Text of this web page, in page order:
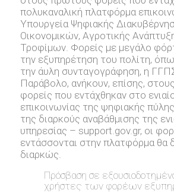
πολυκαναλική πλατφόρμα
Υπουργεία Ψηφιακής
Οικονομικών, Αγροτικής
Τροφίμων. Φορείς με μεγάλο
την εξυπηρέτηση του πολίτη,
την άυλη συνταγογράφηση, η
Παράβολο, ανήκουν, επίσης,
φορείς που εντάχθηκαν στο
επικοινωνίας της ψηφιακής
της διαρκούς αναβάθμισης της
υπηρεσίας – support.gov.gr, oι
εντάσσονται στην πλατφόρμα θα
διαρκώς.
Πρόσβαση σε
χρήστες των φορέων